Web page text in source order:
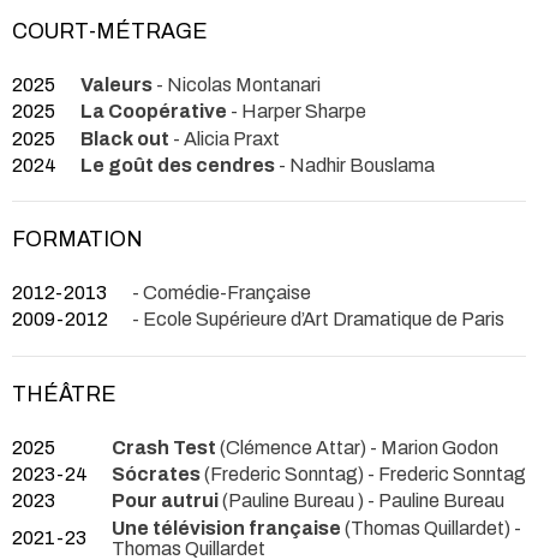
COURT-MÉTRAGE
2025 Valeurs - Nicolas Montanari
2025
La Coopérative - Harper Sharpe
2025
Black out - Alicia Praxt
2024
Le goût des cendres - Nadhir Bouslama
FORMATION
2012-2013
- Comédie-Française
2009-2012
- Ecole Supérieure d’Art Dramatique de Paris
THÉÂTRE
2025 Crash Test (Clémence Attar) - Marion Godon
2023-24
Sócrates(Frederic Sonntag) - Frederic Sonntag
2023
Pour autrui(Pauline Bureau ) - Pauline Bureau
2021-23
Une télévision française (Thomas Quillardet) -
Thomas Quillardet